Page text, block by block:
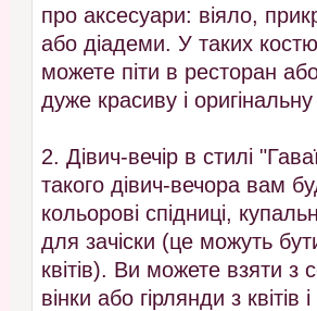
про аксесуари: віяло,
або діадеми. У таких
можете піти в ресторан
дуже красиву і
2. Дівич-вечір в стилі
такого дівич-вечора вам
кольорові спідниці,
для зачіски (це можуть
квітів). Ви можете взяти з
вінки або гірлянди з квітів